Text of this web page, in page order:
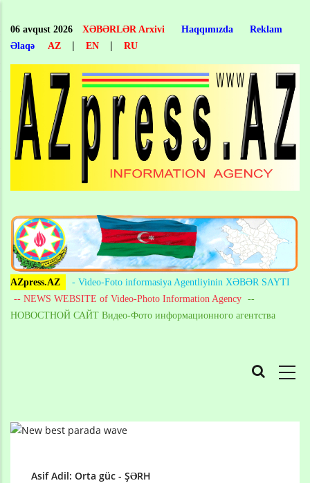
main
content
06 avqust 2026 XƏBƏRLƏR Arxivi Haqqımızda
Reklam
Əlaqə
AZ | EN | RU
AZpress.AZ
- Video-Foto informasiya Agentliyinin XƏBƏR SAYTI
-- NEWS WEBSITE of Video-Photo Information Agency --
НОВОСТНОЙ САЙТ Видео-Фото информационного агентства
Breadcrumb
Asif Adil: Orta güc - ŞƏRH